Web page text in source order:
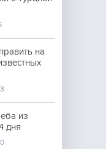
на
из
дня